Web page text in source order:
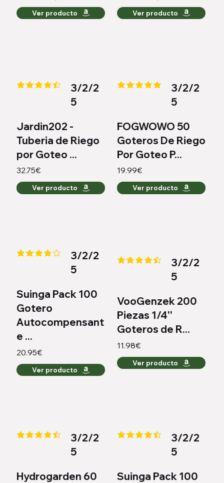
Ver producto Ver producto
la calificación promedio es 4.4 de 5
3/2/2
5
Jardin202 -
Tuberia de Riego
por Goteo ...
32.75€
Ver producto
la calificación promedio es 5 de
3/2/2
5
FOGWOWO 50
Goteros De Riego
Por Goteo P...
19.99€
Ver producto
la calificación promedio es 4.1 de 5
3/2/2
5
Suinga Pack 100
Gotero
Autocompensant
e ...
20.95€
Ver producto
la calificación promedio es 4.4
3/2/2
5
VooGenzek 200
Piezas 1/4''
Goteros de R...
11.98€
Ver producto
la calificación promedio es 4.3 de 5
3/2/2
5
Hydrogarden 60
la calificación promedio es 4.3
3/2/2
5
Suinga Pack 100